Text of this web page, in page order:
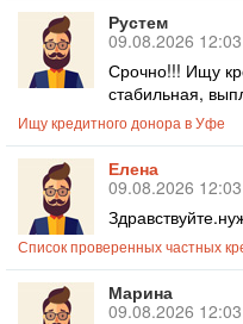
Рустем
09.08.2026 12:03
Срочно!!! Ищу
стабильная,
Ищу кредитного донора в Уфе
Елена
09.08.2026 12:03
Список проверенных частных
Марина
09.08.2026 12:03